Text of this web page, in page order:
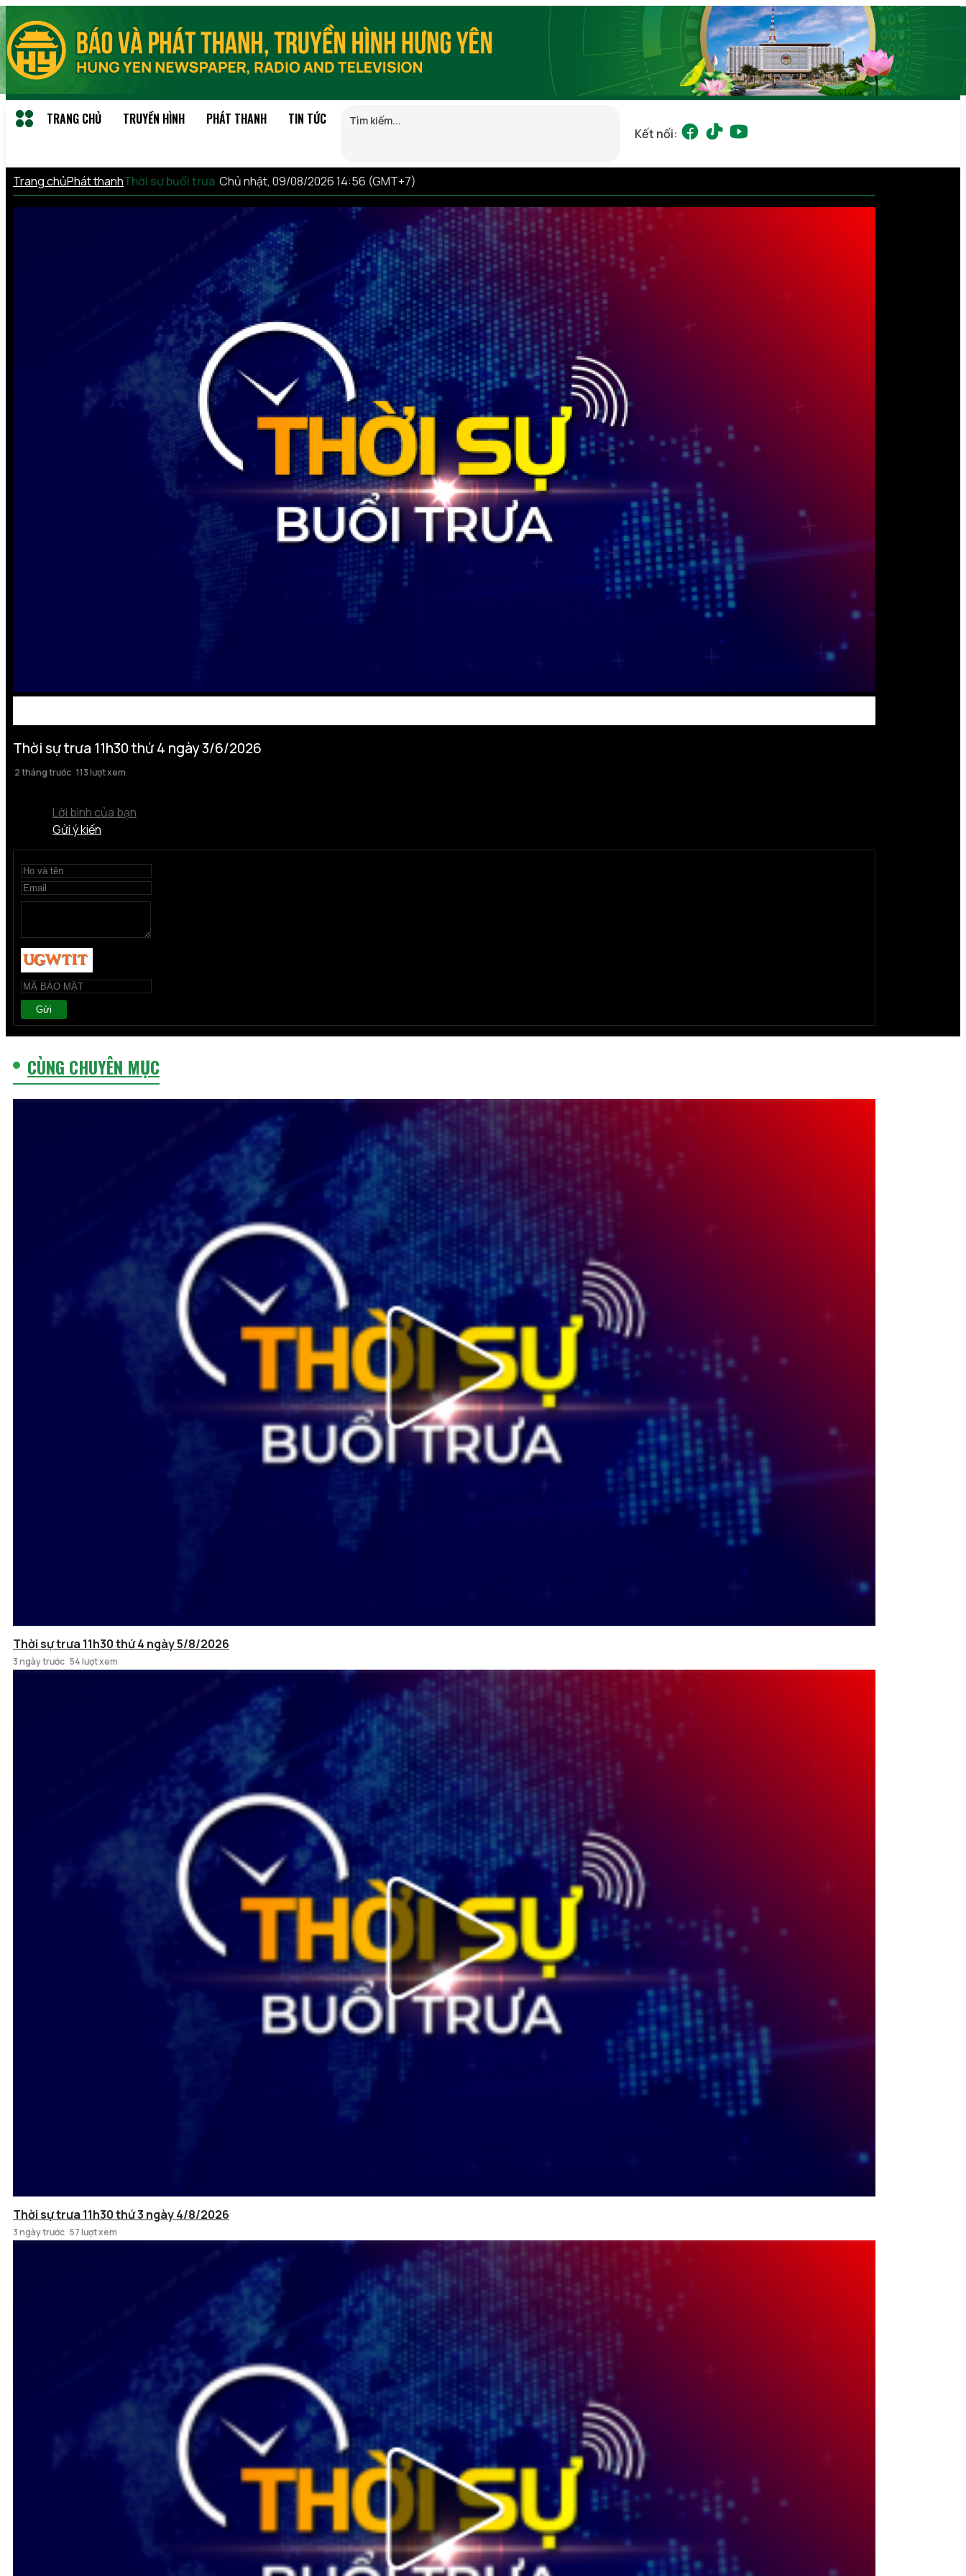
TRANG CHỦ TRUYỀN HÌNH PHÁT THANH TIN TỨC
Kết nối:
Trang chủPhát thanhThời sự buổi trưa Chủ nhật, 09/08/2026 14:56 (GMT+7)
Thời sự trưa 11h30 thứ 4 ngày 3/6/2026
2 tháng trước 113 lượt xem
Lời bình của bạn
Gửi ý kiến
Gửi
CÙNG CHUYÊN MỤC
Thời sự trưa 11h30 thứ 4 ngày 5/8/2026
3 ngày trước 54 lượt xem
Thời sự trưa 11h30 thứ 3 ngày 4/8/2026
3 ngày trước 57 lượt xem